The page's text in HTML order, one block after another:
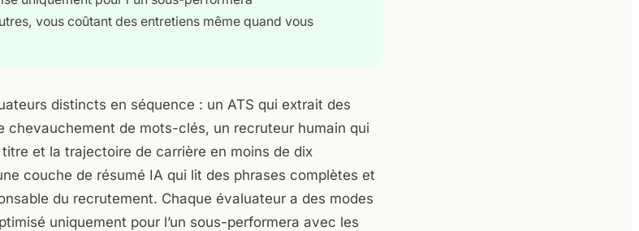
vous coûtant des entretiens même quand vous
distincts en séquence : un ATS qui extrait des
chevauchement de mots-clés, un recruteur humain qui
et la trajectoire de carrière en moins de dix
couche de résumé IA qui lit des phrases complètes et
du recrutement. Chaque évaluateur a des modes
uniquement pour l’un sous-performera avec les